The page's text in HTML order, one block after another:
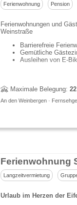
Ferienwohnung Pension
Ferienwohnungen und
Weinstraße
Barrierefreie
Gemütliche
Ausleihen von E-
Maximale Belegung: 22
An den Weinbergen ·
Ferienwohnung
Langzeitvermietung
Urlaub im Herzen der